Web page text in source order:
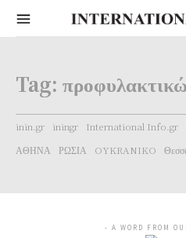
Tag:
inin.gr iningr International Info.gr
ΑΘΗΝΑ
ΡΩΣΙΑ OYKRANIKO
- A WORD FROM